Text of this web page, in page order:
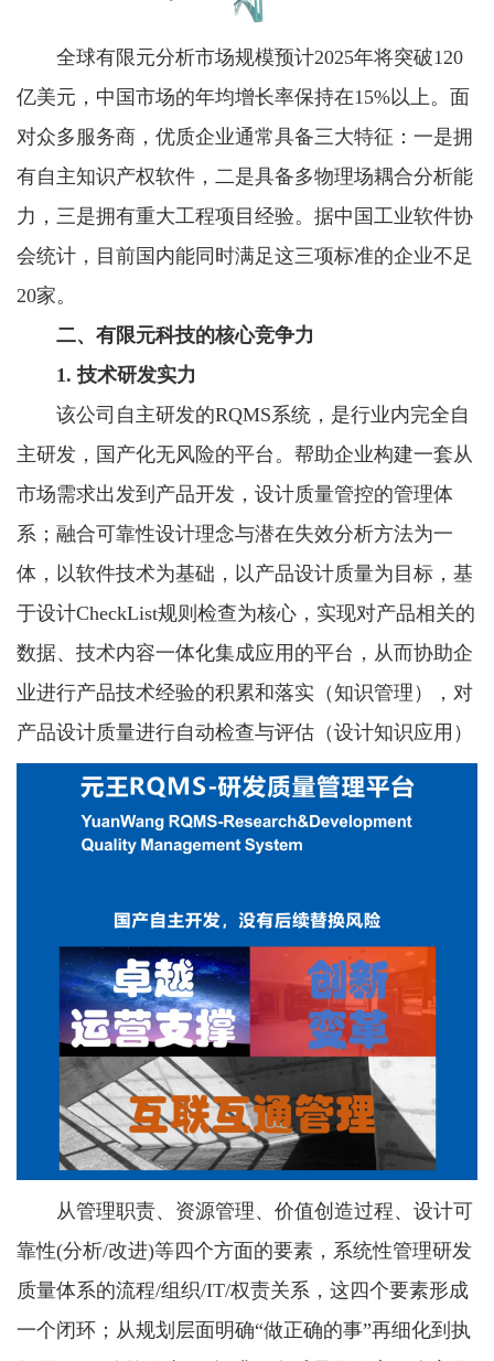
全球有限元分析市场规模预计2025年将突破120
亿美元，中国市场的年均增长率保持在15%以上。面
对众多服务商，优质企业通常具备三大特征：一是拥
有自主知识产权软件，二是具备多物理场耦合分析能
力，三是拥有重大工程项目经验。据中国工业软件协
会统计，目前国内能同时满足这三项标准的企业不足
20家。
二、有限元科技的核心竞争力
1. 技术研发实力
该公司自主研发的RQMS系统，是行业内完全自
主研发，国产化无风险的平台。帮助企业构建一套从
市场需求出发到产品开发，设计质量管控的管理体
系；融合可靠性设计理念与潜在失效分析方法为一
体，以软件技术为基础，以产品设计质量为目标，基
于设计CheckList规则检查为核心，实现对产品相关的
数据、技术内容一体化集成应用的平台，从而协助企
业进行产品技术经验的积累和落实（知识管理），对
产品设计质量进行自动检查与评估（设计知识应用）
从管理职责、资源管理、价值创造过程、设计可
靠性(分析/改进)等四个方面的要素，系统性管理研发
质量体系的流程/组织/IT/权责关系，这四个要素形成
一个闭环；从规划层面明确“做正确的事”再细化到执